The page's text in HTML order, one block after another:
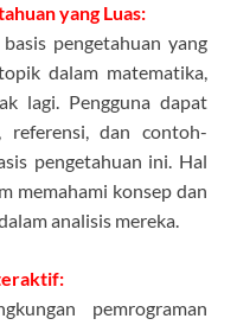
yang Luas:
pengetahuan yang
dalam matematika,
lagi. Pengguna dapat
referensi, dan contoh-
pengetahuan ini. Hal
memahami konsep dan
analisis mereka.
pemrograman